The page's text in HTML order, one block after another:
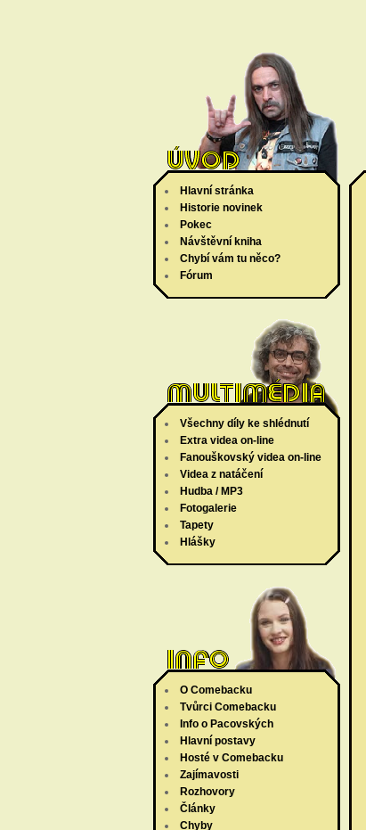
Hlavní stránka
Historie novinek
Pokec
Návštěvní kniha
Chybí vám tu něco?
Fórum
Všechny díly ke shlédnutí
Extra videa on-line
Fanouškovský videa on-line
Videa z natáčení
Hudba / MP3
Fotogalerie
Tapety
Hlášky
O Comebacku
Tvůrci Comebacku
Info o Pacovských
Hlavní postavy
Hosté v Comebacku
Zajímavosti
Rozhovory
Články
Chyby